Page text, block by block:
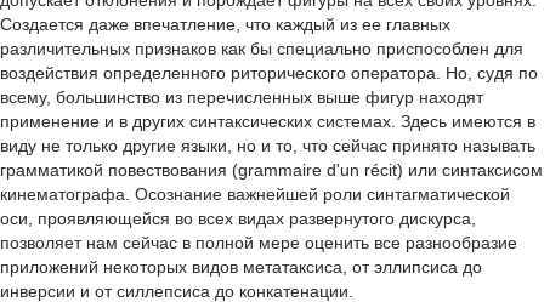
Создается даже впечатление, что каждый из ее главных
различительных признаков как бы специально приспособлен для
воздействия определенного риторического оператора. Но, судя по
всему, большинство из перечисленных выше фигур находят
применение и в других синтаксических системах. Здесь имеются в
виду не только другие языки, но и то, что сейчас принято называть
грамматикой повествования (grammaire d'un récit) или синтаксисом
кинематографа. Осознание важнейшей роли синтагматической
оси, проявляющейся во всех видах развернутого дискурса,
позволяет нам сейчас в полной мере оценить все разнообразие
приложений некоторых видов метатаксиса, от эллипсиса до
инверсии и от силлепсиса до конкатенации.